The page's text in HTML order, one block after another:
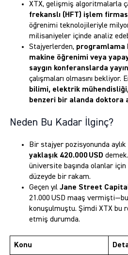
XTX, gelişmiş algoritmalarla
frekanslı (HFT) işlem
öğrenimi teknolojileriyle
milisaniyeler içinde analiz
Stajyerlerden, programlama
makine öğrenimi veya
saygın konferanslarda
çalışmaları olmasını bekliyor.
bilimi, elektrik
benzeri bir alanda doktora
Neden Bu Kadar İlginç?
Bir stajyer pozisyonunda aylık
yaklaşık 420.000 USD
üniversite başında olanlar
düzeyde bir rakam.
Geçen yıl Jane Street
21.000 USD maaş vermişti—bu
konuşulmuştu. Şimdi XTX bu
etmiş durumda.
Konu